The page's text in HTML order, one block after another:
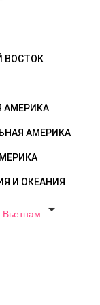
ВОСТОК
АМЕРИКА
АМЕРИКА
И ОКЕАНИЯ
Вьетнам
